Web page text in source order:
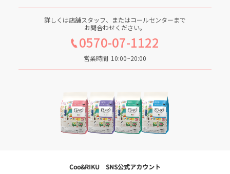
詳しくは店舗スタッフ、またはコールセンターまで
お問合わせください。
0570-07-1122
営業時間 10:00~20:00
Coo&RIKU SNS公式アカウント